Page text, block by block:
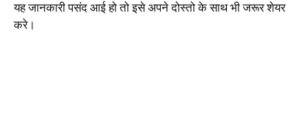
यह जानकारी पसंद आई हो तो इसे अपने दोस्तो के साथ भी जरूर शेयर
करे।